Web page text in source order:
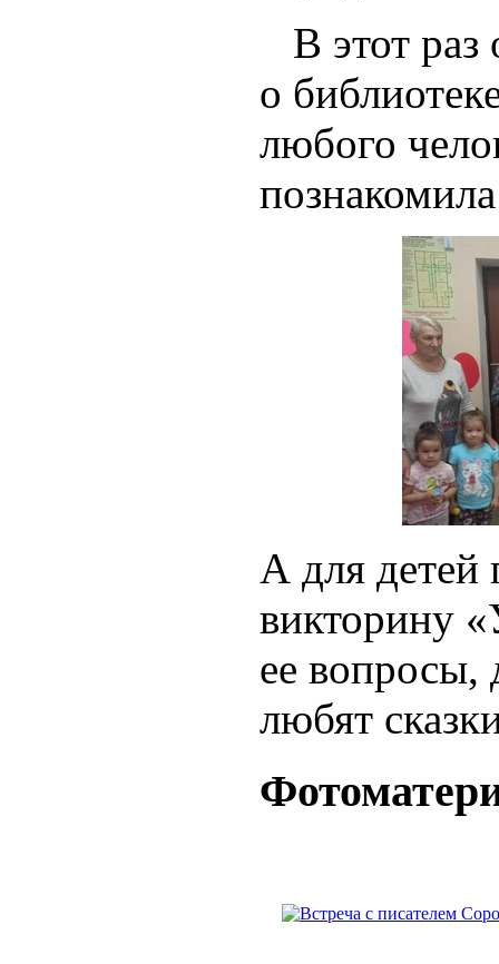
В этот раз
о
любого
А для детей
викторину
ее вопросы,
любят